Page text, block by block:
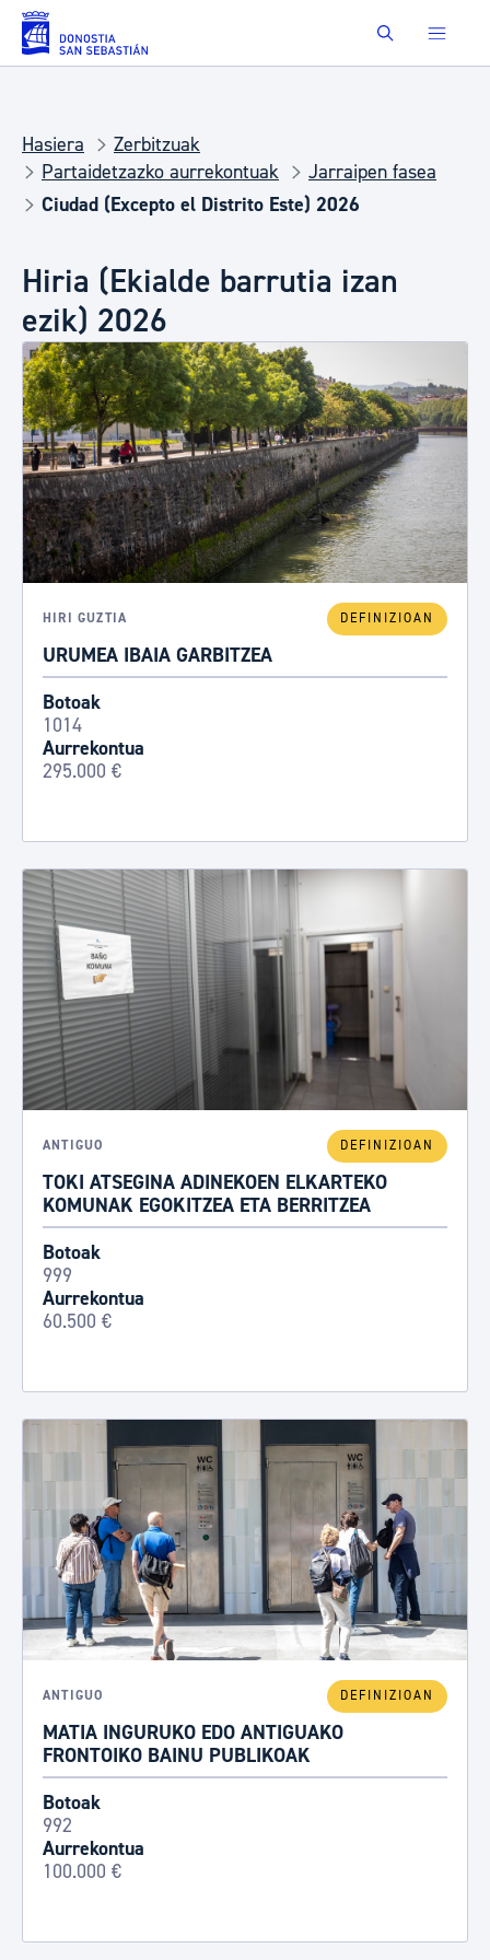
Eduki nagusira joan Buscar
Hasiera
Zerbitzuak
Partaidetzazko aurrekontuak
Jarraipen fasea
Ciudad (Excepto el Distrito Este) 2026
Hiria (Ekialde barrutia izan
ezik) 2026
HIRI GUZTIA DEFINIZIOAN
URUMEA IBAIA GARBITZEA
Botoak
1014
Aurrekontua
295.000 €
ANTIGUO DEFINIZIOAN
TOKI ATSEGINA ADINEKOEN ELKARTEKO
KOMUNAK EGOKITZEA ETA BERRITZEA
Botoak
999
Aurrekontua
60.500 €
ANTIGUO DEFINIZIOAN
MATIA INGURUKO EDO ANTIGUAKO
FRONTOIKO BAINU PUBLIKOAK
Botoak
992
Aurrekontua
100.000 €